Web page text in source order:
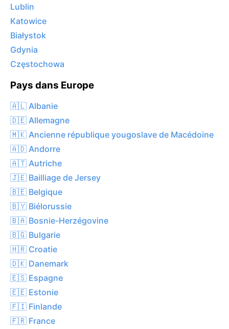
Lublin
Katowice
Białystok
Gdynia
Częstochowa
Pays dans Europe
🇦🇱 Albanie
🇩🇪 Allemagne
🇲🇰 Ancienne république yougoslave de Macédoine
🇦🇩 Andorre
🇦🇹 Autriche
🇯🇪 Bailliage de Jersey
🇧🇪 Belgique
🇧🇾 Biélorussie
🇧🇦 Bosnie-Herzégovine
🇧🇬 Bulgarie
🇭🇷 Croatie
🇩🇰 Danemark
🇪🇸 Espagne
🇪🇪 Estonie
🇫🇮 Finlande
🇫🇷 France